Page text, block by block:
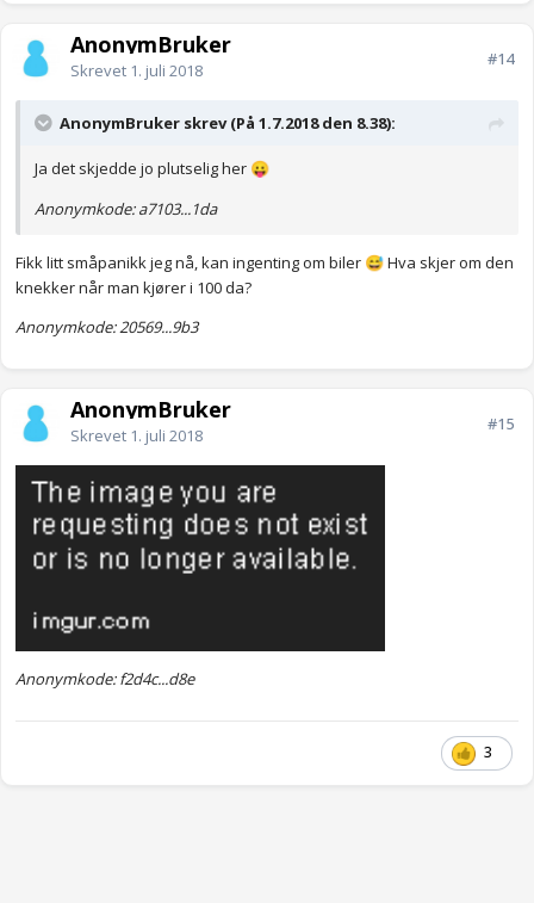
AnonymBruker
Skrevet 1. juli 2018
#14
AnonymBruker skrev (På 1.7.2018 den 8.38):
Ja det skjedde jo plutselig her 😛
Anonymkode: a7103...1da
Fikk litt småpanikk jeg nå, kan ingenting om biler 😅 Hva skjer om den
knekker når man kjører i 100 da?
Anonymkode: 20569...9b3
AnonymBruker
Skrevet 1. juli 2018
#15
Anonymkode: f2d4c...d8e
3